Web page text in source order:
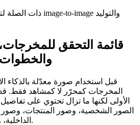
قائمة التحقق للمخرجات،
والخطوات
قبل استخدام صورة معدّلة بالذكاء
المخرجات كمحرّر لا كمشاهد فقط. قد
الأولى لكنها ما تزال تحتوي على
الصور الشخصية، وصور المنتجات،
الداخلية، والرسومات الكثيفة بالنص.